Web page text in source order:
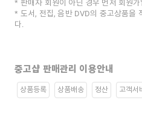
판매자 회원이 아닌 경우 먼저 회원
도서, 전집, 음반 DVD의 중고상품을
다.
중고샵 판매관리 이용안내
상품등록 상품배송 정산 고객서